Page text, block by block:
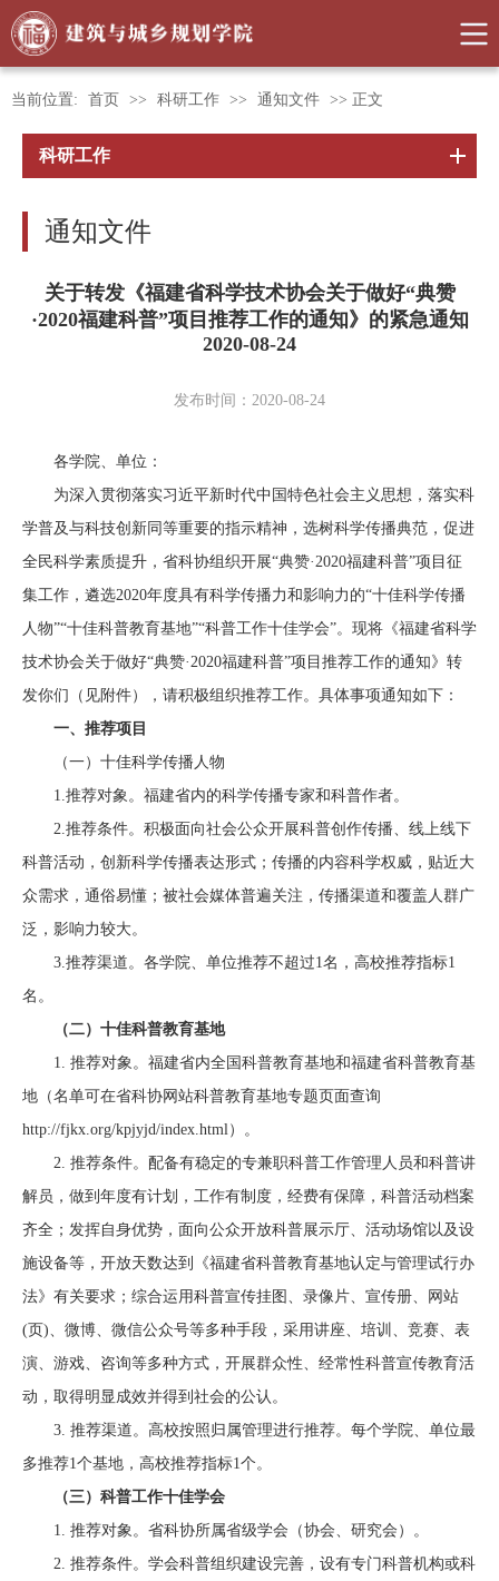
当前位置: 首页 >> 科研工作 >> 通知文件 >> 正文
科研工作
通知文件
关于转发《福建省科学技术协会关于做好“典赞
·2020福建科普”项目推荐工作的通知》的紧急通知
2020-08-24
发布时间：2020-08-24
各学院、单位：
为深入贯彻落实习近平新时代中国特色社会主义思想，落实科
学普及与科技创新同等重要的指示精神，选树科学传播典范，促进
全民科学素质提升，省科协组织开展“典赞·2020福建科普”项目征
集工作，遴选2020年度具有科学传播力和影响力的“十佳科学传播
人物”“十佳科普教育基地”“科普工作十佳学会”。现将 《福建省科学
技术协会关于做好“典赞·2020福建科普”项目推荐工作的通知》转
发你们（见附件），请积极组织推荐工作。具体事项通知如下：
一、推荐项目
（一）十佳科学传播人物
1.推荐对象。福建省内的科学传播专家和科普作者。
2.推荐条件。积极面向社会公众开展科普创作传播、线上线下
科普活动，创新科学传播表达形式；传播的内容科学权威，贴近大
众需求，通俗易懂；被社会媒体普遍关注，传播渠道和覆盖人群广
泛，影响力较大。
3.推荐渠道。 各学院、单位推荐不超过1名，高校推荐指标1
名 。
（二）十佳科普教育基地
1. 推荐对象。福建省内全国科普教育基地和福建省科普教育基
地（名单可在省科协网站科普教育基地专题页面查询
http://fjkx.org/kpjyjd/index.html）。
2. 推荐条件。配备有稳定的专兼职科普工作管理人员和科普讲
解员，做到年度有计划，工作有制度，经费有保障，科普活动档案
齐全；发挥自身优势，面向公众开放科普展示厅、活动场馆以及设
施设备等，开放天数达到《福建省科普教育基地认定与管理试行办
法》有关要求；综合运用科普宣传挂图、录像片、宣传册、网站
(页)、微博、微信公众号等多种手段，采用讲座、培训、竞赛、表
演、游戏、咨询等多种方式，开展群众性、经常性科普宣传教育活
动，取得明显成效并得到社会的公认。
3. 推荐渠道。高校按照归属管理进行推荐。每个学院、 单位最
多推荐1个基地 ，高校推荐指标1个。
（三）科普工作十佳学会
1. 推荐对象。省科协所属省级学会（协会、研究会）。
2. 推荐条件。学会科普组织建设完善，设有专门科普机构或科